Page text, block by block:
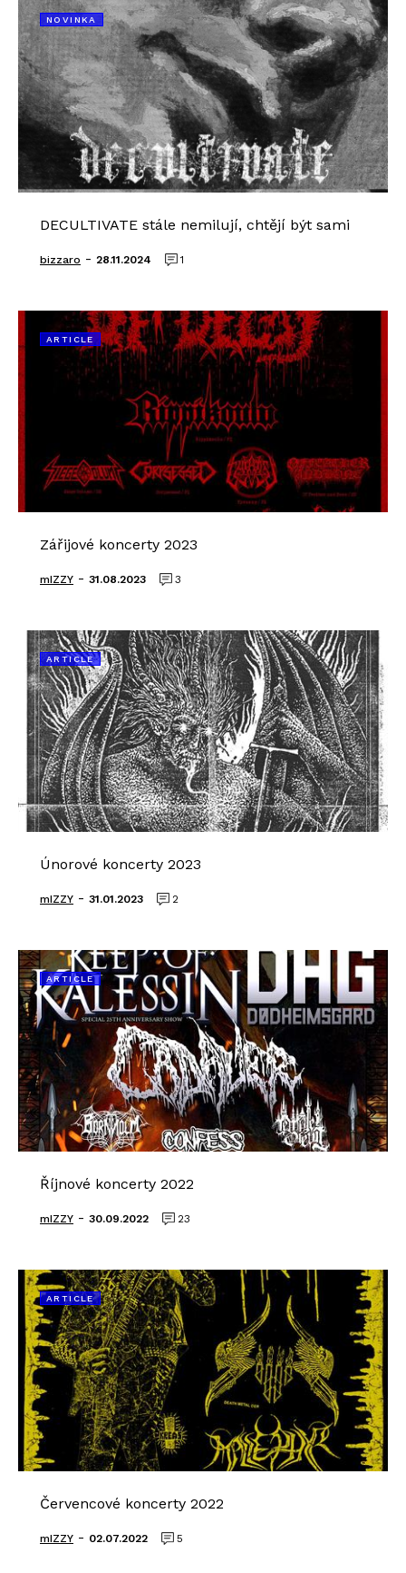
NOVINKA
DECULTIVATE stále nemilují, chtějí být sami
bizzaro - 28.11.2024 1
ARTICLE
Zářijové koncerty 2023
mIZZY - 31.08.2023 3
ARTICLE
Únorové koncerty 2023
mIZZY - 31.01.2023 2
ARTICLE
Říjnové koncerty 2022
mIZZY - 30.09.2022 23
ARTICLE
Červencové koncerty 2022
mIZZY - 02.07.2022 5